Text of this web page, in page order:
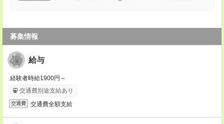
募集情報
給与
経験者時給1900円～
交通費別途支給あり
交通費 交通費全額支給